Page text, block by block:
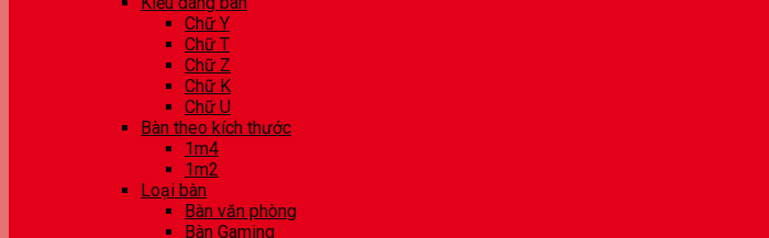
Chữ Y
Chữ T
Chữ Z
Chữ K
Chữ U
Bàn theo kích thước
1m4
1m2
Loại bàn
Bàn văn phòng
Bàn Gaming